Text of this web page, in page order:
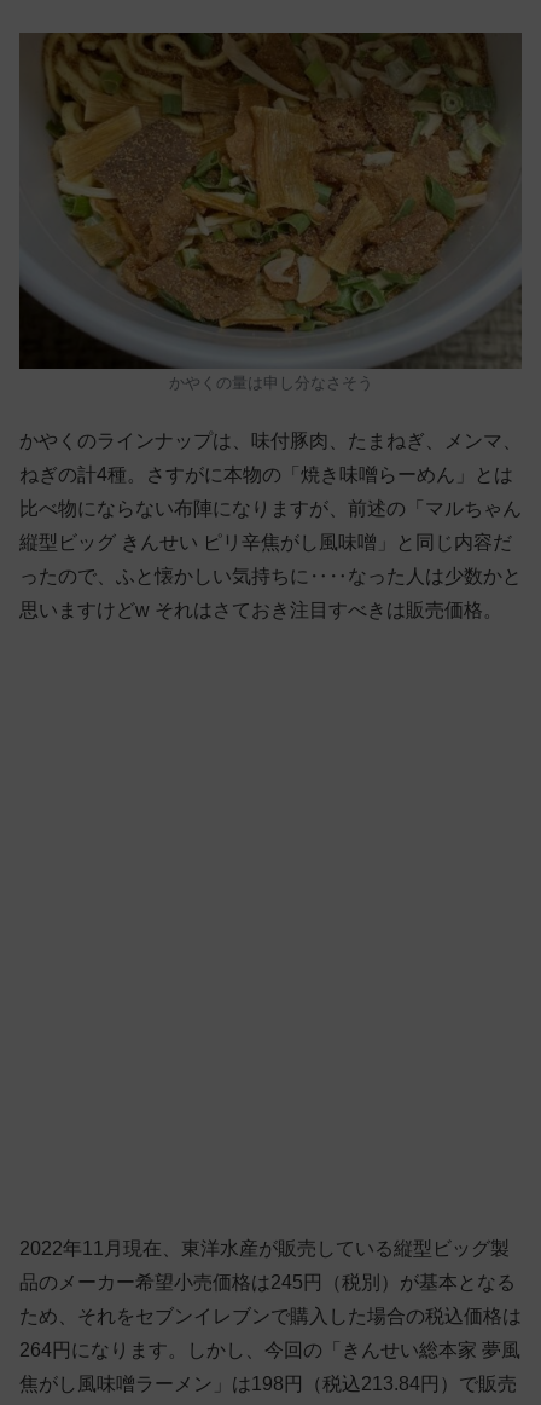
かやくの量は申し分なさそう
かやくのラインナップは、味付豚肉、たまねぎ、メンマ、
ねぎの計4種。さすがに本物の「焼き味噌らーめん」とは
比べ物にならない布陣になりますが、前述の「マルちゃん
縦型ビッグ きんせい ピリ辛焦がし風味噌」と同じ内容だ
ったので、ふと懐かしい気持ちに‥‥なった人は少数かと
思いますけどw それはさておき注目すべきは販売価格。
2022年11月現在、東洋水産が販売している縦型ビッグ製
品のメーカー希望小売価格は245円（税別）が基本となる
ため、それをセブンイレブンで購入した場合の税込価格は
264円になります。しかし、今回の「きんせい総本家 夢風
焦がし風味噌ラーメン」は198円（税込213.84円）で販売